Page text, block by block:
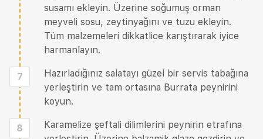
susamı ekleyin. Üzerine soğumuş orman
meyveli sosu, zeytinyağını ve tuzu ekleyin.
Tüm malzemeleri dikkatlice karıştırarak iyice
harmanlayın.
7
Hazırladığınız salatayı güzel bir servis tabağına
yerleştirin ve tam ortasına Burrata peynirini
koyun.
8
Karamelize şeftali dilimlerini peynirin etrafına